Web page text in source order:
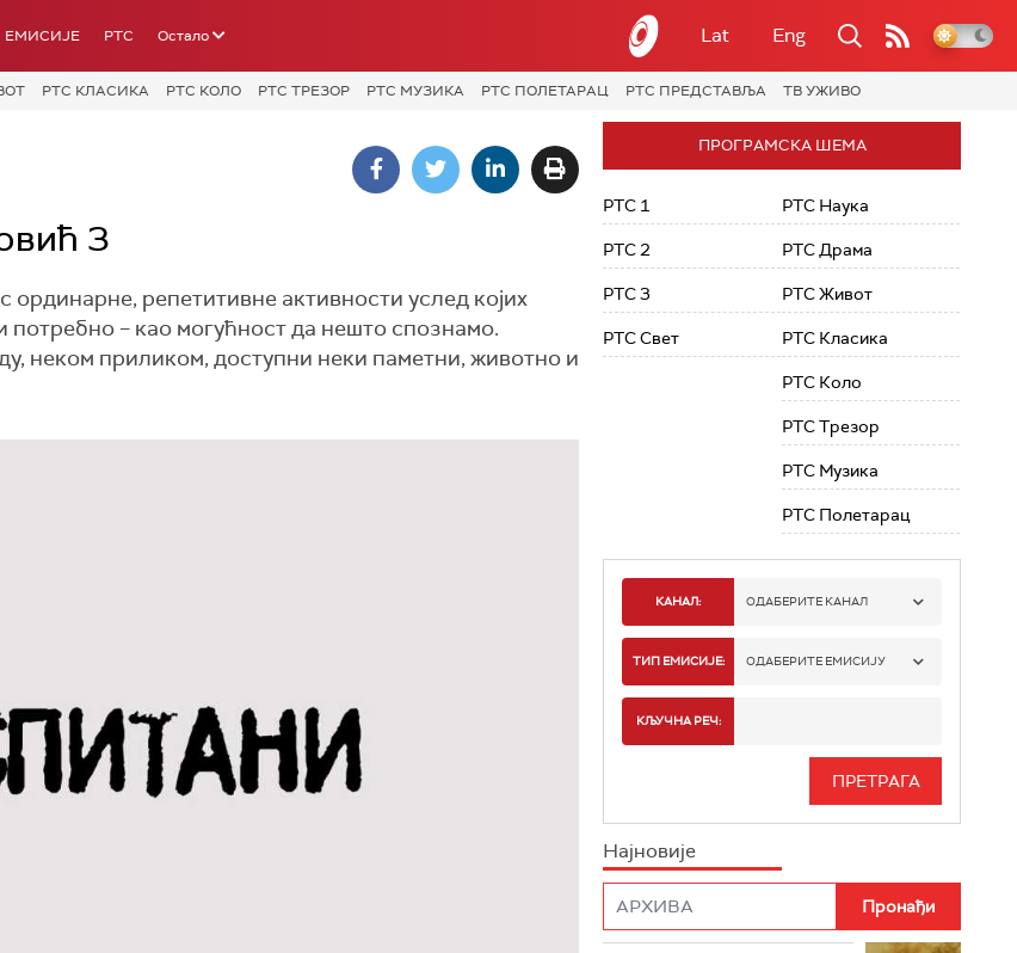
ЕМИСИЈЕ РТС Остало Lat Eng
РТС КЛАСИКА РТС КОЛО РТС ТРЕЗОР РТС МУЗИКА РТС ПОЛЕТАРАЦ РТС ПРЕДСТАВЉА ТВ УЖИВО
3
репетитивне активности услед којих
– као могућност да нешто спознамо.
неком приликом, доступни неки паметни, животно и
ПРОГРАМСКА ШЕМА
РТС 1
РТС 2
РТС 3
РТС Свет
РТС Наука
РТС Драма
РТС Живот
РТС Класика
РТС Коло
РТС Трезор
РТС Музика
РТС Полетарац
КАНАЛ: ОДАБЕРИТЕ КАНАЛ
РТС 1
РТС 3
ТИП ЕМИСИЈЕ: ОДАБЕРИТЕ ЕМИСИЈУ
КЉУЧНА РЕЧ:
Најновије